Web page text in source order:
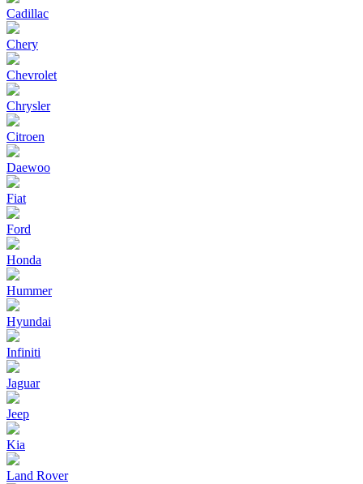
Cadillac
Chery
Chevrolet
Chrysler
Citroen
Daewoo
Fiat
Ford
Honda
Hummer
Hyundai
Infiniti
Jaguar
Jeep
Kia
Land Rover